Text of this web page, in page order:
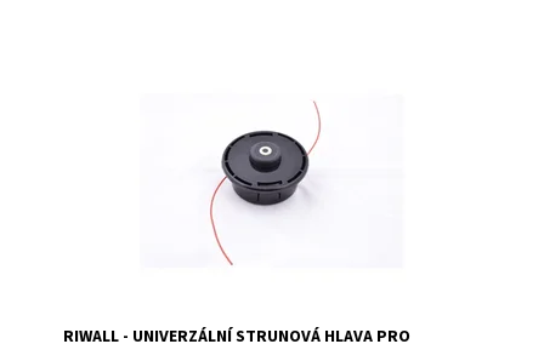
Na objednání, skladem do 5 dnů
RIWALL
2 roky
RIWALL - UNIVERZÁLNÍ STRUNOVÁ HLAVA PRO